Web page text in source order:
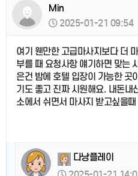
Min
2025-01-21 09:54
여기 웬만한 고급마사지보다 더
부를 때 요청사항 얘기하면 맞는
은건 밤에 호텔 입장이 가능한 곳
기도 좋고 진짜 시원해요. 내돈내
소에서 쉬면서 마사지 받고싶을
다낭플레이